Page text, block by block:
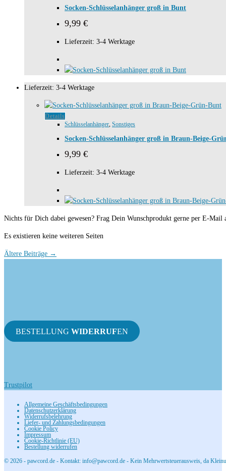
Socken-Schlüsselanhänger groß in Bunt
9,99 €
Lieferzeit: 3-4 Werktage
Lieferzeit: 3-4 Werktage
Details
Schlüsselanhänger, Sonstiges
Socken-Schlüsselanhänger groß in Braun-Beige-
9,99 €
Lieferzeit: 3-4 Werktage
Nichts für Dich dabei gewesen? Frag Dein Wunschprodukt gerne per E-Mail
Es existieren keine weiteren Seiten
Ältere Beiträge →
BESTELLUNG WIDERRUFEN
Trustpilot
Allgemeine Geschäftsbedingungen
Datenschutzerklärung
Widerrufsbelehrung
Liefer- und Zahlungsbedingungen
Cookie Policy
Impressum
Cookie-Richtlinie (EU)
Bestellung widerrufen
© 2026 - pawcord.de - Kontakt: info@pawcord.de - Kein Mehrwertsteuerausweis, da